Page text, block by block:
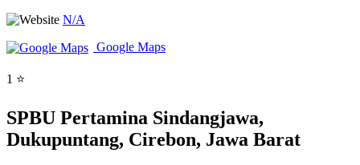
N/A
Google Maps
1 ⭐
SPBU Pertamina Sindangjawa,
Dukupuntang, Cirebon, Jawa Barat